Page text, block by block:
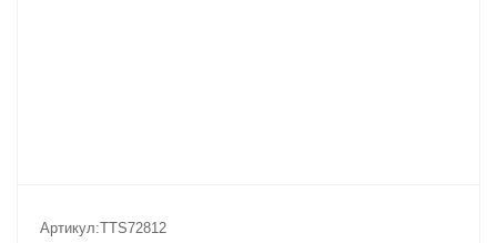
Артикул:TTS72812